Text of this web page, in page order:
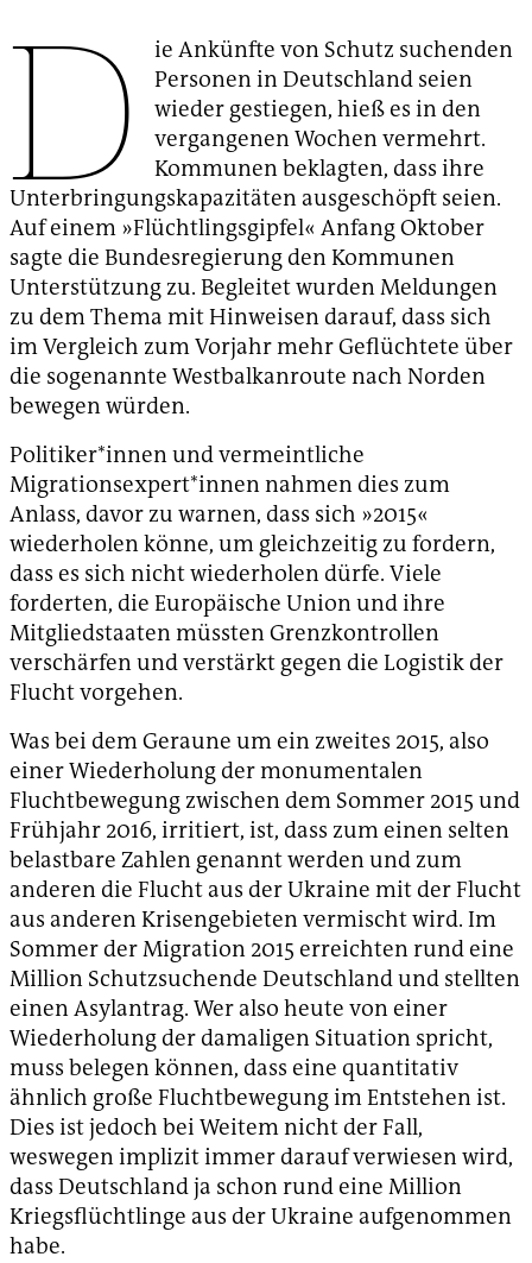
D
ie Ankünfte von Schutz suchenden
Personen in Deutschland seien
wieder gestiegen, hieß es in den
vergangenen Wochen vermehrt.
Kommunen beklagten, dass ihre
Unterbringungskapazitäten ausgeschöpft seien.
Auf einem »Flüchtlingsgipfel« Anfang Oktober
sagte die Bundesregierung den Kommunen
Unterstützung zu. Begleitet wurden Meldungen
zu dem Thema mit Hinweisen darauf, dass sich
im Vergleich zum Vorjahr mehr Geflüchtete über
die sogenannte Westbalkanroute nach Norden
bewegen würden.
Politiker*innen und vermeintliche
Migrationsexpert*innen nahmen dies zum
Anlass, davor zu warnen, dass sich »2015«
wiederholen könne, um gleichzeitig zu fordern,
dass es sich nicht wiederholen dürfe. Viele
forderten, die Europäische Union und ihre
Mitgliedstaaten müssten Grenzkontrollen
verschärfen und verstärkt gegen die Logistik der
Flucht vorgehen.
Was bei dem Geraune um ein zweites 2015, also
einer Wiederholung der monumentalen
Fluchtbewegung zwischen dem Sommer 2015 und
Frühjahr 2016, irritiert, ist, dass zum einen selten
belastbare Zahlen genannt werden und zum
anderen die Flucht aus der Ukraine mit der Flucht
aus anderen Krisengebieten vermischt wird. Im
Sommer der Migration 2015 erreichten rund eine
Million Schutzsuchende Deutschland und stellten
einen Asylantrag. Wer also heute von einer
Wiederholung der damaligen Situation spricht,
muss belegen können, dass eine quantitativ
ähnlich große Fluchtbewegung im Entstehen ist.
Dies ist jedoch bei Weitem nicht der Fall,
weswegen implizit immer darauf verwiesen wird,
dass Deutschland ja schon rund eine Million
Kriegsflüchtlinge aus der Ukraine aufgenommen
habe.